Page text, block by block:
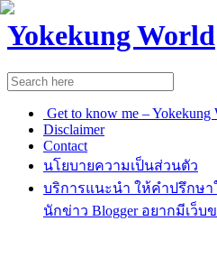
Yokekung World
Get to know me – Yokekung
Disclaimer
Contact
นโยบายความเป็นส่วนตัว
บริการแนะนำ ให้คำปรึกษา
นักข่าว Blogger อยากมีเว็บ